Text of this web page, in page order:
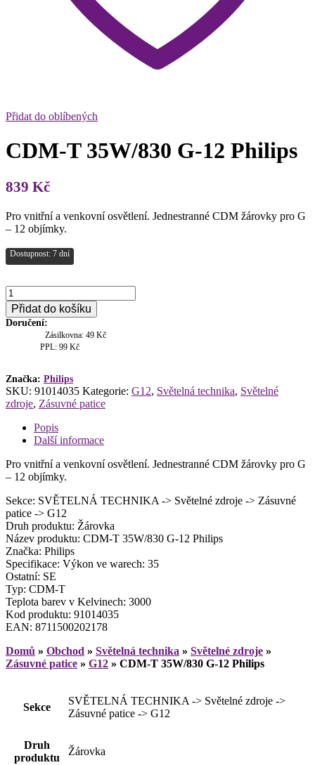
Přidat do oblíbených
CDM-T 35W/830 G-12 Philips
839 Kč
Pro vnitřní a venkovní osvětlení. Jednestranné CDM žárovky pro G
– 12 objímky.
Dostupnost: 7 dní
CDM-
T
35W/830
G-
Přidat do košíku
Doručení:
Zásilkovna: 49 Kč
PPL: 99 Kč
Značka: Philips
SKU: 91014035 Kategorie: G12, Světelná technika, Světelné
zdroje, Zásuvné patice
Popis
Další informace
Pro vnitřní a venkovní osvětlení. Jednestranné CDM žárovky pro G
– 12 objímky.
Sekce: SVĚTELNÁ TECHNIKA -> Světelné zdroje -> Zásuvné
patice -> G12
Druh produktu: Žárovka
Název produktu: CDM-T 35W/830 G-12 Philips
Značka: Philips
Specifikace: Výkon ve warech: 35
Ostatní: SE
Typ: CDM-T
Teplota barev v Kelvinech: 3000
Kod produktu: 91014035
EAN: 8711500202178
Domů » Obchod » Světelná technika » Světelné zdroje »
Zásuvné patice » G12 » CDM-T 35W/830 G-12 Philips
Sekce
SVĚTELNÁ TECHNIKA -> Světelné zdroje ->
Zásuvné patice -> G12
Druh
produktu
Žárovka